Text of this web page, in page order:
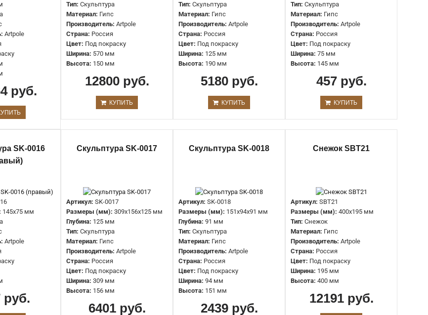
Лев SBT3
10667 руб.
Артикул:
Размеры (мм):
520x310 мм
Тип: Лев
Материал:
Производитель:
Страна:
Цвет:
Ширина: 310 мм
Высота: 520 мм
Артикул: SBT10
Размеры (мм): 410x300 мм
Материал: Гипс
Ширина: 300 мм
Высота:
Мальчик на шаре SBT6
13715 руб.
Артикул:
Размеры (мм):
625x210 мм
Тип: Мальчик на шаре
Материал:
Производитель:
Страна:
Цвет:
Ширина: 210 мм
Artpole
руб.
Тип: Скульптура
Материал: Гипс
Производитель: Artpole
Страна: Россия
Цвет: Под покраску
Ширина: 570 мм
Высота: 150 мм
12800 руб.
КУПИТЬ
Тип: Скульптура
Материал: Гипс
Производитель: Artpole
Страна: Россия
Цвет: Под покраску
Ширина: 125 мм
Высота: 190 мм
5180 руб.
КУПИТЬ
Тип: Скульптура
Материал: Гипс
Производитель: Artpole
Страна: Россия
Цвет: Под покраску
Ширина: 75 мм
Высота: 145 мм
457 руб.
КУПИТЬ
SK-0016
145x75 мм
Artpole
руб.
Скульптура SK-0017
Артикул: SK-0017
Размеры (мм): 309x156x125 мм
Глубина: 125 мм
Тип: Скульптура
Материал: Гипс
Производитель: Artpole
Страна: Россия
Цвет: Под покраску
Ширина: 309 мм
Высота: 156 мм
6401 руб.
Скульптура SK-0018
Артикул: SK-0018
Размеры (мм): 151x94x91 мм
Глубина: 91 мм
Тип: Скульптура
Материал: Гипс
Производитель: Artpole
Страна: Россия
Цвет: Под покраску
Ширина: 94 мм
Высота: 151 мм
2439 руб.
Снежок SBT21
Артикул: SBT21
Размеры (мм): 400x195 мм
Тип: Снежок
Материал: Гипс
Производитель: Artpole
Страна: Россия
Цвет: Под покраску
Ширина: 195 мм
Высота: 400 мм
12191 руб.